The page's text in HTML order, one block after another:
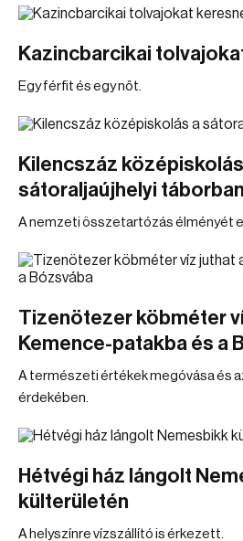
Kazincbarcikai
Egy férfit és egy nőt.
Kilencszáz
sátoraljaújhelyi táborban
A nemzeti összetartózás élményét
Tizenötezer köbméter
Kemence-patakba és a
A természeti értékek megóvása és
érdekében.
Hétvégi ház lángolt
külterületén
A helyszínre vízszállító is érkezett.